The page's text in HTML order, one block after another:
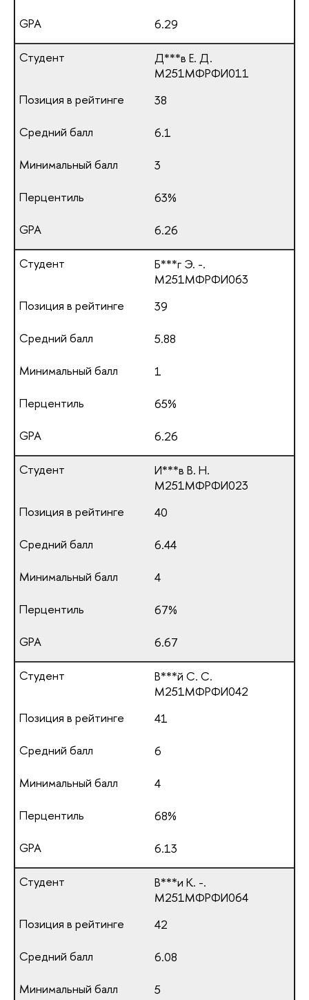
6.29
Д***в Е. Д.
М251МФРФИ011
38
6.1
3
63%
6.26
Б***г Э. -.
М251МФРФИ063
39
5.88
1
65%
6.26
И***в В. Н.
М251МФРФИ023
40
6.44
4
67%
6.67
В***й С. С.
М251МФРФИ042
41
6
4
68%
6.13
В***и К. -.
М251МФРФИ064
42
6.08
5